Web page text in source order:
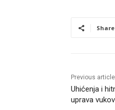
Share
Previous article
Uhićenja i
uprava